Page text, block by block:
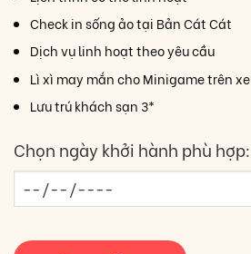
Check in sống ảo tại Bản Cát Cát
Dịch vụ linh hoạt theo yêu cầu
Lì xì may mắn cho Minigame trên xe
Lưu trú khách sạn 3*
Chọn ngày khởi hành phù hợp: